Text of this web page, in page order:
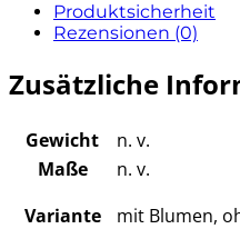
Produktsicherheit
Rezensionen (0)
Zusätzliche
Gewicht
n. v.
Maße
n. v.
Variante
mit Blumen,